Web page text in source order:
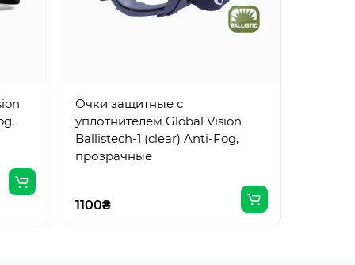
Очки защитные с
уплотнителем Global Vision
Ballistech-1 (clear) Anti-Fog,
прозрачные
1100₴